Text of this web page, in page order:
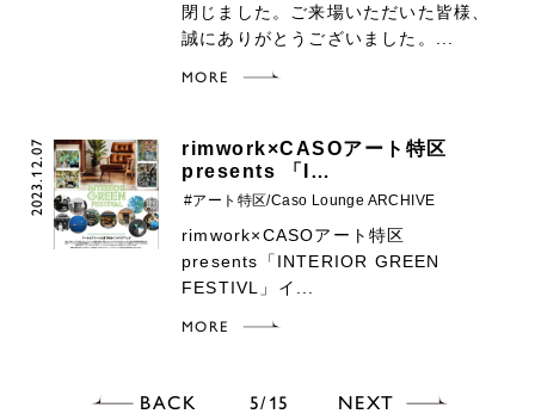
閉じました。ご来場いただいた皆様、
誠にありがとうございました。...
MORE
2023.12.07
rimwork×CASOアート特区
presents 「I…
#アート特区/Caso Lounge ARCHIVE
rimwork×CASOアート特区
presents「INTERIOR GREEN
FESTIVL」イ...
MORE
BACK 5 15 NEXT